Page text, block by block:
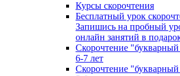
Курсы скорочтения
Бесплатный урок
Запишись на пробный
онлайн занятий в
Cкорочтение
6-7 лет
Скорочтение